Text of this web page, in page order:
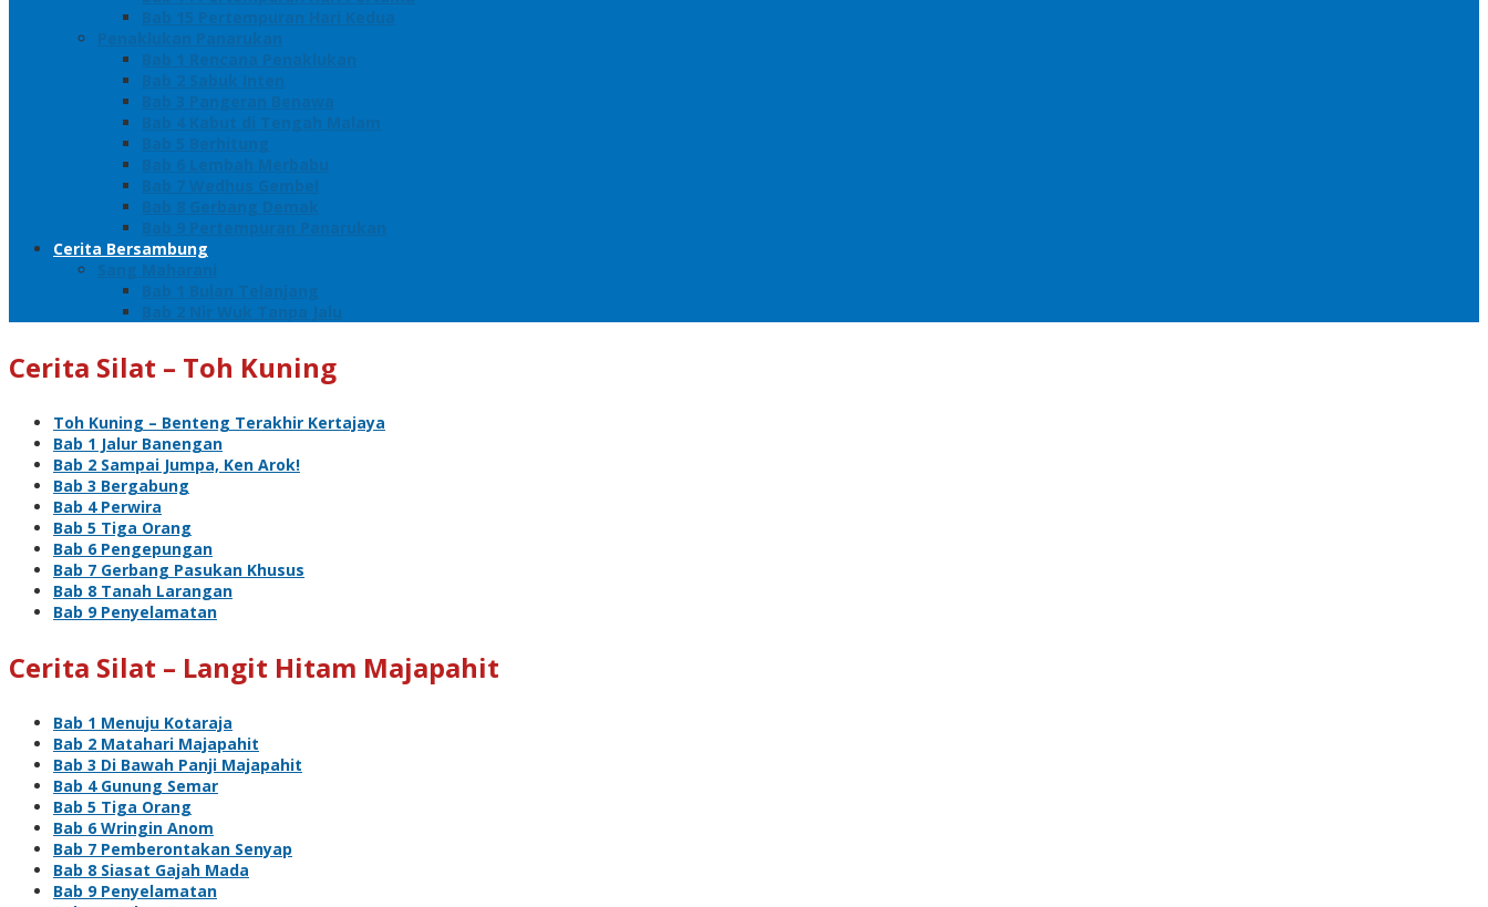
Bab 15 Pertempuran Hari Kedua
Penaklukan Panarukan
Bab 1 Rencana Penaklukan
Bab 2 Sabuk Inten
Bab 3 Pangeran Benawa
Bab 4 Kabut di Tengah Malam
Bab 5 Berhitung
Bab 6 Lembah Merbabu
Bab 7 Wedhus Gembel
Bab 8 Gerbang Demak
Bab 9 Pertempuran Panarukan
Cerita Bersambung
Sang Maharani
Bab 1 Bulan Telanjang
Bab 2 Nir Wuk Tanpa Jalu
Cerita Silat – Toh Kuning
Toh Kuning – Benteng Terakhir Kertajaya
Bab 1 Jalur Banengan
Bab 2 Sampai Jumpa, Ken Arok!
Bab 3 Bergabung
Bab 4 Perwira
Bab 5 Tiga Orang
Bab 6 Pengepungan
Bab 7 Gerbang Pasukan Khusus
Bab 8 Tanah Larangan
Bab 9 Penyelamatan
Cerita Silat – Langit Hitam Majapahit
Bab 1 Menuju Kotaraja
Bab 2 Matahari Majapahit
Bab 3 Di Bawah Panji Majapahit
Bab 4 Gunung Semar
Bab 5 Tiga Orang
Bab 6 Wringin Anom
Bab 7 Pemberontakan Senyap
Bab 8 Siasat Gajah Mada
Bab 9 Penyelamatan